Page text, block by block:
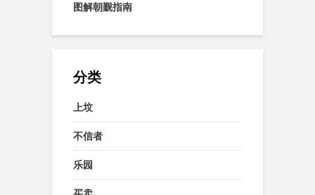
图解朝觐指南
分类
上坟
不信者
乐园